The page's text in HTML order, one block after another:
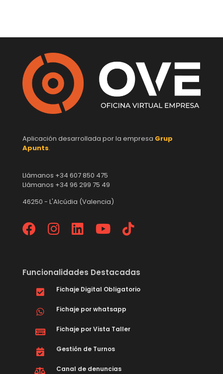
Aplicación desarrollada por la empresa Grup
Apunts.
Llámanos +34 607 850 475
Llámanos +34 96 299 75 49
46250 - L'Alcúdia (Valencia)
Funcionalidades Destacadas
Fichaje Digital Obligatorio
Fichaje por whatsapp
Fichaje por Vista Taller
Gestión de Turnos
Canal de denuncias